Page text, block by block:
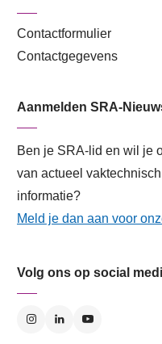
Contactformulier
Contactgegevens
Aanmelden SRA-
Ben je SRA-lid en wil je
van actueel
informatie?
Meld je dan aan voor
Volg ons op social